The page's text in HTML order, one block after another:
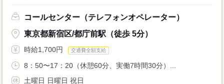
コールセンター（テレフォンオペレーター）
東京都新宿区/都庁前駅（徒歩 5分）
時給1,700円 交通費全額支給
8：50〜17：20（休憩60分、実働7時間30分）...
土曜日 日曜日 祝日